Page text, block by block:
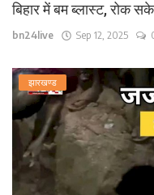
बिहार में बम ब्लास्ट, रोक
bn24live Sep 12, 2025
झारखण्ड